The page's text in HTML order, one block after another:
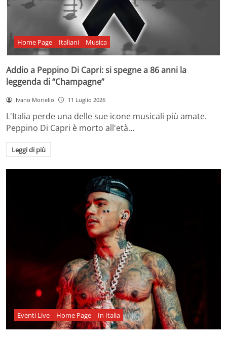
Home Page Italiani Musica
Addio a Peppino Di Capri: si spegne a 86 anni la
leggenda di “Champagne”
Ivano Moriello 11 Luglio 2026
L'Italia perde una delle sue icone musicali più amate.
Peppino Di Capri è morto all'età…
Leggi di più
Eventi Live Home Page In Italia